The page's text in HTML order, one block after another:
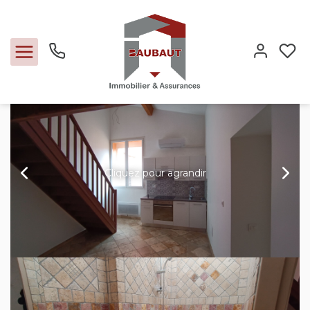
Ventes
Locations
Expertise
Nos métiers
L'agence
Location maison 45 m², Besse sur issole 83890 Var
Accueil
Cliquez pour agrandir